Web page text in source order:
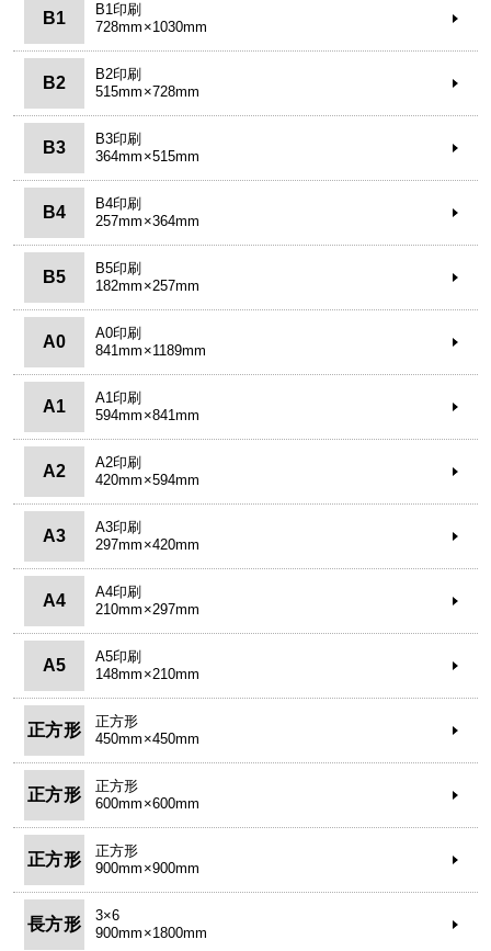
B1
B1印刷
728mm×1030mm
B2
B2印刷
515mm×728mm
B3
B3印刷
364mm×515mm
B4
B4印刷
257mm×364mm
B5
B5印刷
182mm×257mm
A0
A0印刷
841mm×1189mm
A1
A1印刷
594mm×841mm
A2
A2印刷
420mm×594mm
A3
A3印刷
297mm×420mm
A4
A4印刷
210mm×297mm
A5
A5印刷
148mm×210mm
正方形
正方形
450mm×450mm
正方形
正方形
600mm×600mm
正方形
正方形
900mm×900mm
長方形
3×6
900mm×1800mm